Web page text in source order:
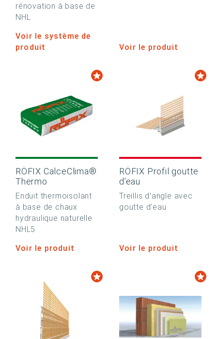
rénovation à base de
NHL
Voir le système de
produit
Voir le produit
RÖFIX CalceClima®
Thermo
Enduit thermoisolant
à base de chaux
hydraulique naturelle
NHL5
Voir le produit
RÖFIX Profil goutte
d’eau
Treillis d’angle avec
goutte d’eau
Voir le produit